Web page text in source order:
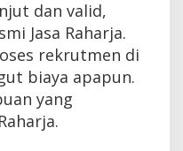
dan valid,
Jasa Raharja.
rekrutmen di
biaya apapun.
yang